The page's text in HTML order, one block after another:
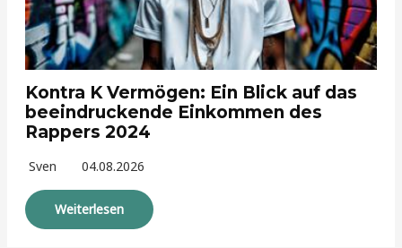
Kontra K Vermögen: Ein Blick auf das
beeindruckende Einkommen des
Rappers 2024
Sven 04.08.2026
Weiterlesen